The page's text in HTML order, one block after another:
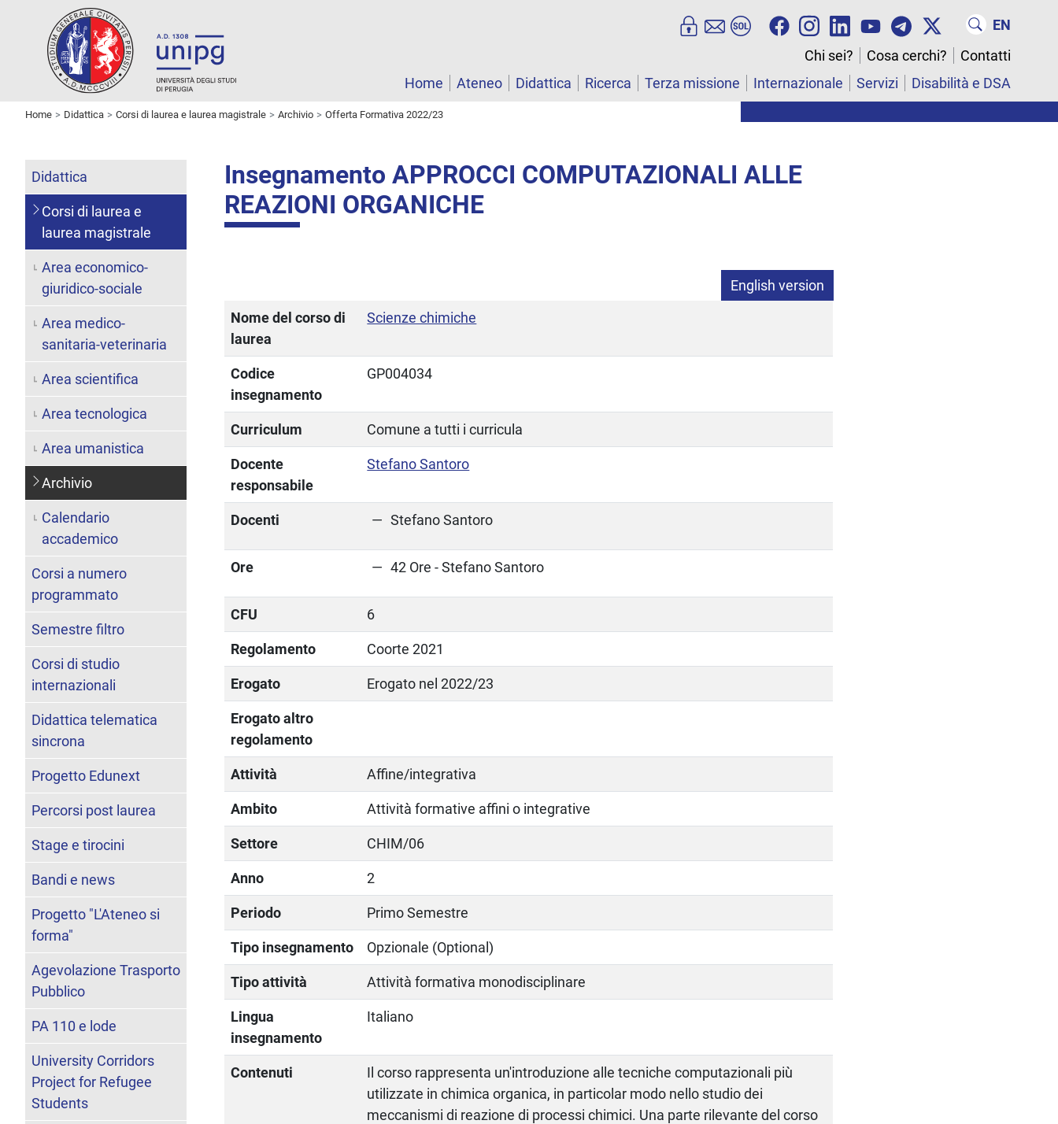
EN
Chi sei?
Cosa cerchi?
Contatti
Home
Ateneo Didattica Ricerca Terza missione Internazionale Servizi Disabilità e DSA
Home Didattica Corsi di laurea e laurea magistrale Archivio Offerta Formativa 2022/23
Insegnamento APPROCCI COMPUTAZIONALI ALLE
REAZIONI ORGANICHE
English version
Nome del corso di
laurea
Scienze chimiche
Codice
insegnamento
GP004034
Curriculum Comune a tutti i curricula
Docente
responsabile
Stefano Santoro
Docenti Stefano Santoro
Ore 42 Ore - Stefano Santoro
CFU 6
Regolamento Coorte 2021
Erogato Erogato nel 2022/23
Erogato altro
regolamento
Attività Affine/integrativa
Ambito Attività formative affini o integrative
Settore CHIM/06
Anno 2
Periodo Primo Semestre
Tipo insegnamento Opzionale (Optional)
Tipo attività Attività formativa monodisciplinare
Lingua
insegnamento
Italiano
Contenuti
Il corso rappresenta un'introduzione alle tecniche computazionali più
utilizzate in chimica organica, in particolar modo nello studio dei
meccanismi di reazione di processi chimici. Una parte rilevante del corso
Didattica
Corsi di laurea e
laurea magistrale
Area economico-
giuridico-sociale
Area medico-
sanitaria-veterinaria
Area scientifica
Area tecnologica
Area umanistica
Archivio
Calendario
accademico
Corsi a numero
programmato
Semestre filtro
Corsi di studio
internazionali
Didattica telematica
sincrona
Progetto Edunext
Percorsi post laurea
Stage e tirocini
Bandi e news
Progetto "L'Ateneo si
forma"
Agevolazione Trasporto
Pubblico
PA 110 e lode
University Corridors
Project for Refugee
Students